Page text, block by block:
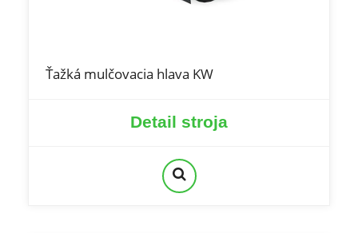
Ťažká mulčovacia hlava KW
Detail stroja